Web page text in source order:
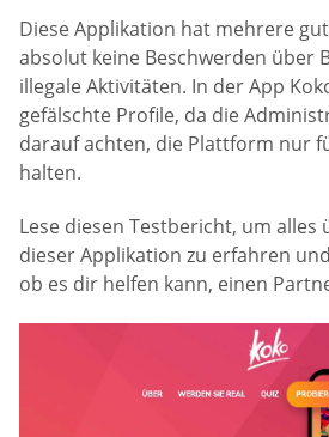
Diese Applikation hat mehrere
absolut keine Beschwerden über
illegale Aktivitäten. In der App
gefälschte Profile, da die
darauf achten, die Plattform nur
halten.
Lese diesen Testbericht, um alles
dieser Applikation zu erfahren
ob es dir helfen kann, einen